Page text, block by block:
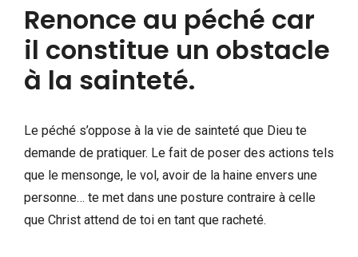
Renonce au péché car
il constitue un obstacle
à la sainteté.
Le péché s’oppose à la vie de sainteté que Dieu te
demande de pratiquer. Le fait de poser des actions tels
que le mensonge, le vol, avoir de la haine envers une
personne… te met dans une posture contraire à celle
que Christ attend de toi en tant que racheté.